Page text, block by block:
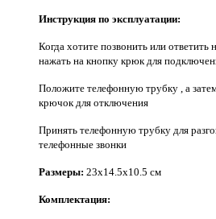
Инструкция по эксплуатации:
Когда хотите позвонить или ответить
нажать на кнопку крюк для
Положите телефонную трубку , а
крючок для отключения
Принять телефонную трубку для
телефонные звонки
Размеры: 23x14.5x10.5 см
Комплектация: